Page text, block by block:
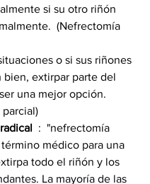
si su otro riñón
(Nefrectomía
o si sus riñones
bien, extirpar parte del
una mejor opción.
:  "nefrectomía
médico para una
todo el riñón y los
La mayoría de las